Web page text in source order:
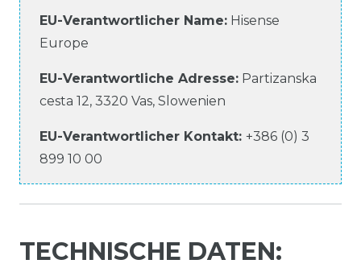
EU-Verantwortlicher Name: Hisense
Europe
EU-Verantwortliche Adresse: Partizanska
cesta 12, 3320 Vas, Slowenien
EU-Verantwortlicher Kontakt: +386 (0) 3
899 10 00
TECHNISCHE DATEN: